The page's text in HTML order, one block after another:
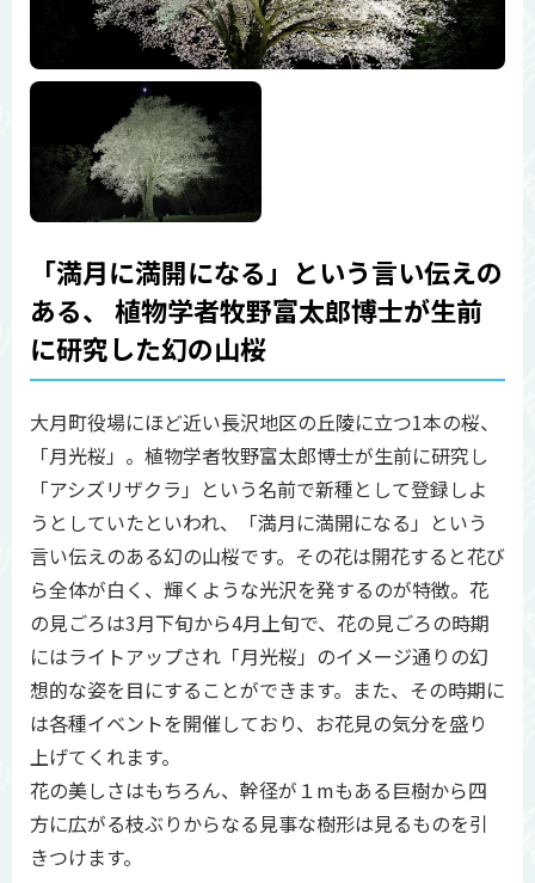
「満月に満開になる」という言い伝えの
ある、 植物学者牧野富太郎博士が生前
に研究した幻の山桜
大月町役場にほど近い長沢地区の丘陵に立つ1本の桜、
「月光桜」。植物学者牧野富太郎博士が生前に研究し
「アシズリザクラ」という名前で新種として登録しよ
うとしていたといわれ、「満月に満開になる」という
言い伝えのある幻の山桜です。その花は開花すると花び
ら全体が白く、輝くような光沢を発するのが特徴。花
の見ごろは3月下旬から4月上旬で、花の見ごろの時期
にはライトアップされ「月光桜」のイメージ通りの幻
想的な姿を目にすることができます。また、その時期に
は各種イベントを開催しており、お花見の気分を盛り
上げてくれます。
花の美しさはもちろん、幹径が１mもある巨樹から四
方に広がる枝ぶりからなる見事な樹形は見るものを引
きつけます。